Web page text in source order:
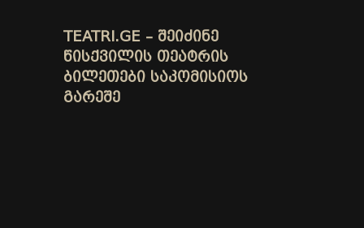
TEATRI.GE – ᲨᲔᲘᲫᲘᲜᲔ
ᲬᲘᲡᲥᲕᲘᲚᲘᲡ ᲗᲔᲐᲢᲠᲘᲡ
ᲑᲘᲚᲔᲗᲔᲑᲘ ᲡᲐᲙᲝᲛᲘᲡᲘᲝᲡ
ᲒᲐᲠᲔᲨᲔ